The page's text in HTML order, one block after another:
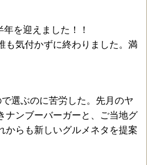
を迎えました！！
も気付かずに終わりました。満
選ぶのに苦労した。先月のヤ
ナンブーバーガーと、ご当地グ
からも新しいグルメネタを提案